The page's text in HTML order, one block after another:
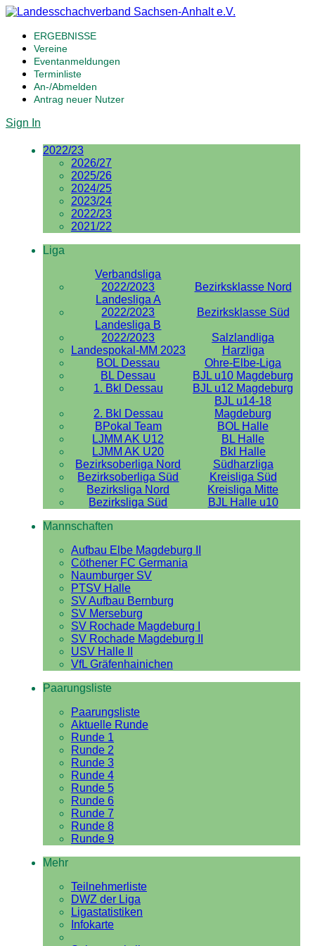
ERGEBNISSE
Vereine
Eventanmeldungen
Terminliste
An-/Abmelden
Antrag neuer Nutzer
Sign In
2022/23
2026/27
2025/26
2024/25
2023/24
2022/23
2021/22
Liga
Verbandsliga
2022/2023
Bezirksklasse Nord
Landesliga A
2022/2023
Bezirksklasse Süd
Landesliga B
2022/2023
Salzlandliga
Landespokal-MM 2023
Harzliga
BOL Dessau
Ohre-Elbe-Liga
BL Dessau
BJL u10 Magdeburg
1. Bkl Dessau
BJL u12 Magdeburg
2. Bkl Dessau
BJL u14-18
Magdeburg
BPokal Team
BOL Halle
LJMM AK U12
BL Halle
LJMM AK U20
Bkl Halle
Bezirksoberliga Nord
Südharzliga
Bezirksoberliga Süd
Kreisliga Süd
Bezirksliga Nord
Kreisliga Mitte
Bezirksliga Süd
BJL Halle u10
Mannschaften
Aufbau Elbe Magdeburg II
Cöthener FC Germania
Naumburger SV
PTSV Halle
SV Aufbau Bernburg
SV Merseburg
SV Rochade Magdeburg I
SV Rochade Magdeburg II
USV Halle II
VfL Gräfenhainichen
Paarungsliste
Paarungsliste
Aktuelle Runde
Runde 1
Runde 2
Runde 3
Runde 4
Runde 5
Runde 6
Runde 7
Runde 8
Runde 9
Mehr
Teilnehmerliste
DWZ der Liga
Ligastatistiken
Infokarte